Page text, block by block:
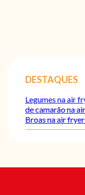
DESTAQUES
Legumes na air
de camarão na
Broas na air